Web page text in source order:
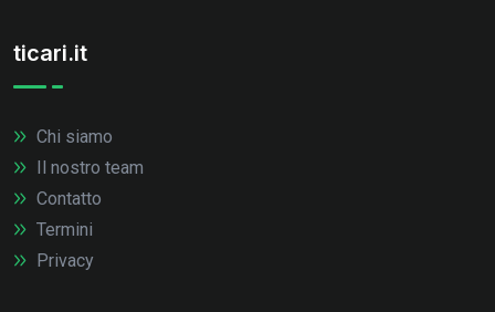
ticari.it
Chi siamo
Il nostro team
Contatto
Termini
Privacy